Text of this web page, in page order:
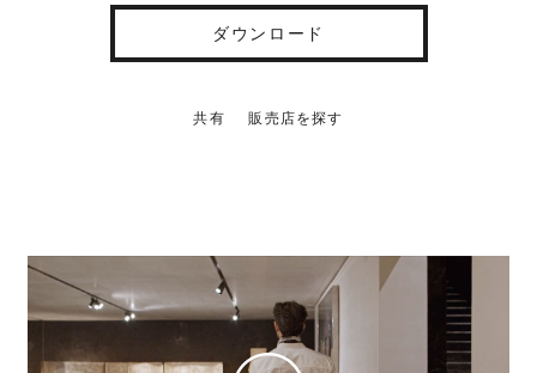
ダウンロード
共有 販売店を探す